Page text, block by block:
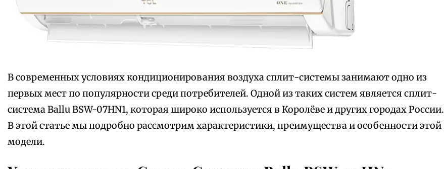
В современных условиях кондиционирования воздуха сплит-системы занимают одно из
первых мест по популярности среди потребителей. Одной из таких систем является сплит-
система Ballu BSW-07HN1, которая широко используется в Королёве и других городах России.
В этой статье мы подробно рассмотрим характеристики, преимущества и особенности этой
модели.